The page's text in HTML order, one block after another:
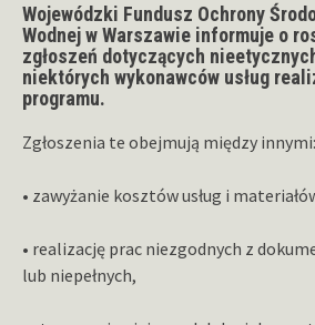
Wojewódzki Fundusz Ochrony
Wodnej w Warszawie informuje o
zgłoszeń dotyczących
niektórych wykonawców usług
programu.
Zgłoszenia te obejmują między innymi:
• zawyżanie kosztów usług i
• realizację prac niezgodnych z
lub niepełnych,